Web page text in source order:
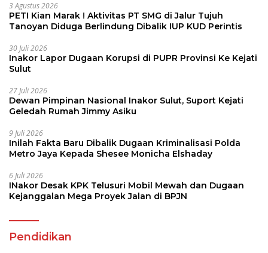
3 Agustus 2026
PETI Kian Marak ! Aktivitas PT SMG di Jalur Tujuh
Tanoyan Diduga Berlindung Dibalik IUP KUD Perintis
30 Juli 2026
Inakor Lapor Dugaan Korupsi di PUPR Provinsi Ke Kejati
Sulut
27 Juli 2026
Dewan Pimpinan Nasional Inakor Sulut, Suport Kejati
Geledah Rumah Jimmy Asiku
9 Juli 2026
Inilah Fakta Baru Dibalik Dugaan Kriminalisasi Polda
Metro Jaya Kepada Shesee Monicha Elshaday
6 Juli 2026
INakor Desak KPK Telusuri Mobil Mewah dan Dugaan
Kejanggalan Mega Proyek Jalan di BPJN
Pendidikan